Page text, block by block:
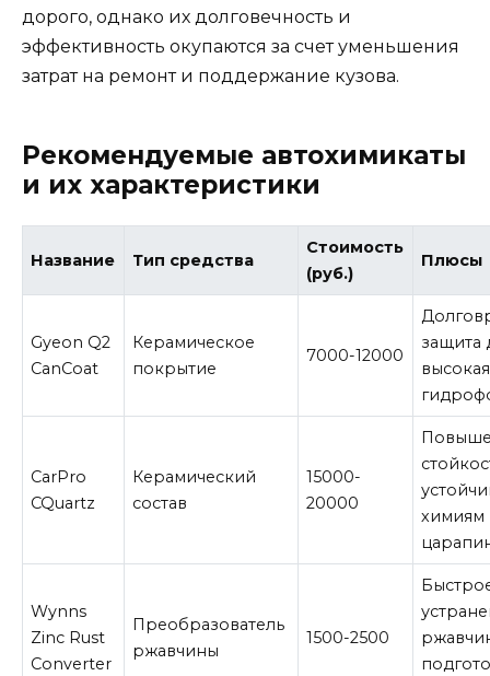
дорого, однако их долговечность и
эффективность окупаются за счет уменьшения
затрат на ремонт и поддержание кузова.
Рекомендуемые автохимикаты
и их характеристики
Название Тип средства
Стоимость
(руб.)
Плюсы
Gyeon Q2
CanCoat
Керамическое
покрытие
7000-12000
защита
высокая
CarPro
CQuartz
Керамический
состав
15000-
20000
химиям
Wynns
Zinc Rust
Converter
Преобразователь
ржавчины
1500-2500